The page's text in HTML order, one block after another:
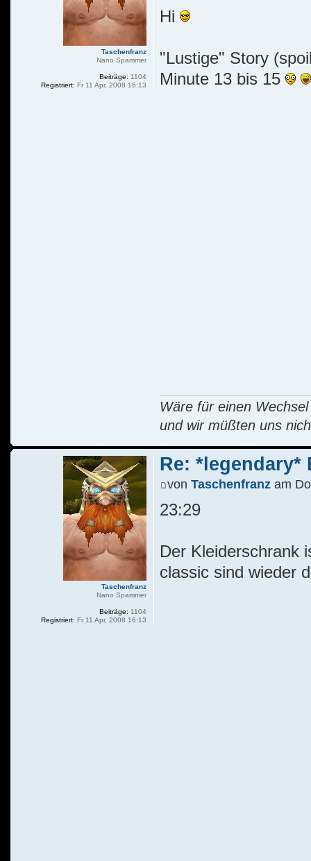
Hi
"Lustige" Story
Minute 13 bis 15
Wäre für einen
und wir müßten uns
Taschenfranz
Nano Spammer
Beiträge: 1104
Registriert: Fr 11 Apr, 2008 16:13
Re: *legendary*
von Taschenfranzam Do
23:29
Der Kleiderschrank
classic sind wieder
Taschenfranz
Nano Spammer
Beiträge: 1104
Registriert: Fr 11 Apr, 2008 16:13